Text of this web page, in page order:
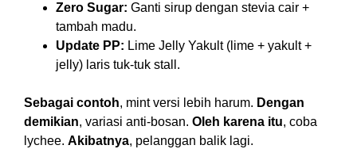
Zero Sugar: Ganti sirup dengan stevia cair +
tambah madu.
Update PP: Lime Jelly Yakult (lime + yakult +
jelly) laris tuk-tuk stall.
Sebagai contoh, mint versi lebih harum. Dengan
demikian, variasi anti-bosan. Oleh karena itu, coba
lychee. Akibatnya, pelanggan balik lagi.